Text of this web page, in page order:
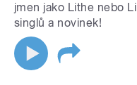
jmen jako Lithe nebo
singlů a novinek!